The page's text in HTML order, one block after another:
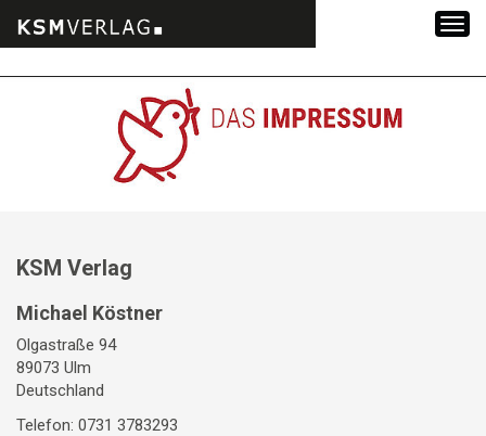
KSM Verlag
Michael Köstner
Olgastraße 94
89073 Ulm
Deutschland
Telefon: 0731 3783293